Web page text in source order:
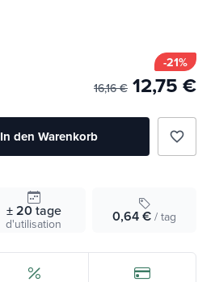
-21%
16,16 € 12,75 €
In den Warenkorb favorite_border
± 20tage
d'utilisation 0,64 €/ tag